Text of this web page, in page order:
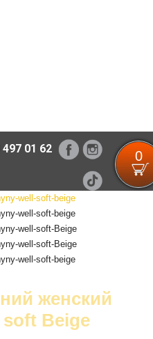
01 62 0
женский
soft Beige